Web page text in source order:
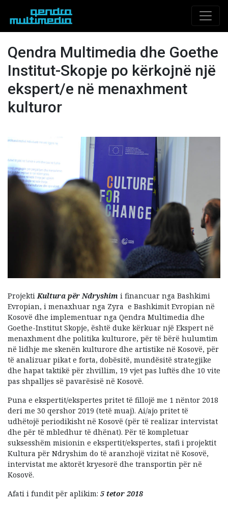
Qendra Multimedia dhe Goethe
Institut-Skopje po kërkojnë një
ekspert/e në menaxhment
kulturor
ProjektiKultura për Ndryshim i financuar nga Bashkimi
Evropian, i menaxhuar nga Zyra e Bashkimit Evropian në
Kosovë dhe implementuar nga Qendra Multimedia dhe
Goethe-Institut Skopje, është duke kërkuar një Ekspert në
menaxhment dhe politika kulturore, për të bërë hulumtim
në lidhje me skenën kulturore dhe artistike në Kosovë, për
të analizuar pikat e forta, dobësitë, mundësitë strategjike
dhe hapat taktikë për zhvillim, 19 vjet pas luftës dhe 10 vite
pas shpalljes së pavarësisë në Kosovë.
Puna e ekspertit/ekspertes pritet të fillojë me 1 nëntor 2018
deri me 30 qershor 2019 (tetë muaj). Ai/ajo pritet të
udhëtojë periodikisht në Kosovë (për të realizar intervistat
dhe për të mbledhur të dhënat). Për të kompletuar
suksesshëm misionin e ekspertit/ekspertes, stafi i projektit
Kultura për Ndryshim do të aranzhojë vizitat në Kosovë,
intervistat me aktorët kryesorë dhe transportin për në
Kosovë.
Afati i fundit për aplikim: 5 tetor 2018